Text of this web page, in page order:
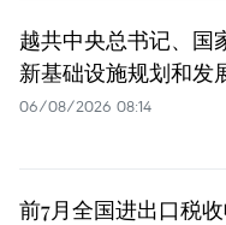
越共中央总书记、国
新基础设施规划和发
06/08/2026 08:14
前7月全国进出口税